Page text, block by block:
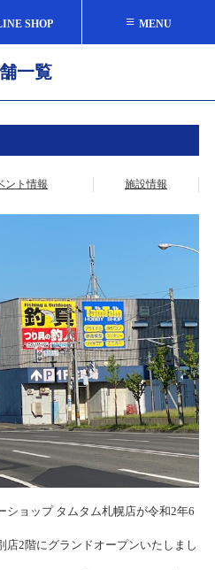
SHOP ≡ MENU
一覧
ント情報 施設情報
ショップ タムタム札幌店が令和2年6
店2階にグランドオープンいたしまし